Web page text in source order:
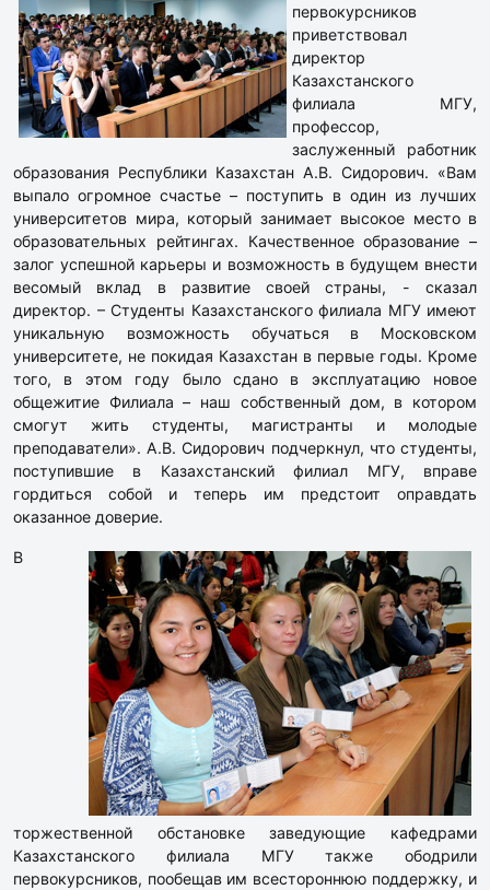
первокурсников
приветствовал
директор
Казахстанского
филиала МГУ,
профессор,
заслуженный работник
образования Республики Казахстан А.В. Сидорович. «Вам
выпало огромное счастье – поступить в один из лучших
университетов мира, который занимает высокое место в
образовательных рейтингах. Качественное образование –
залог успешной карьеры и возможность в будущем внести
весомый вклад в развитие своей страны, - сказал
директор. – Студенты Казахстанского филиала МГУ имеют
уникальную возможность обучаться в Московском
университете, не покидая Казахстан в первые годы. Кроме
того, в этом году было сдано в эксплуатацию новое
общежитие Филиала – наш собственный дом, в котором
смогут жить студенты, магистранты и молодые
преподаватели». А.В. Сидорович подчеркнул, что студенты,
поступившие в Казахстанский филиал МГУ, вправе
гордиться собой и теперь им предстоит оправдать
оказанное доверие.
В
торжественной обстановке заведующие кафедрами
Казахстанского филиала МГУ также ободрили
первокурсников, пообещав им всестороннюю поддержку, и